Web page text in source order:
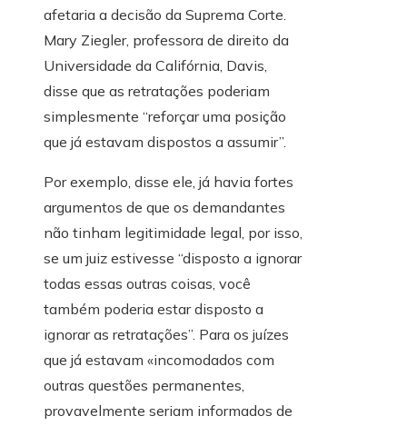
afetaria a decisão da Suprema Corte.
Mary Ziegler, professora de direito da
Universidade da Califórnia, Davis,
disse que as retratações poderiam
simplesmente “reforçar uma posição
que já estavam dispostos a assumir”.
Por exemplo, disse ele, já havia fortes
argumentos de que os demandantes
não tinham legitimidade legal, por isso,
se um juiz estivesse “disposto a ignorar
todas essas outras coisas, você
também poderia estar disposto a
ignorar as retratações”. Para os juízes
que já estavam «incomodados com
outras questões permanentes,
provavelmente seriam informados de